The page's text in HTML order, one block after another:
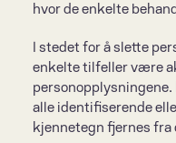
hvor de enkelte
I stedet for å slette
enkelte tilfeller være
alle identifiserende
kjennetegn fjernes fra